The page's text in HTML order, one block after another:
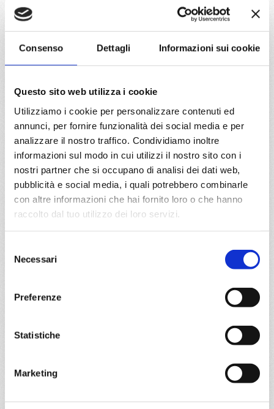
Consenso Dettagli Informazioni sui cookie
Questo sito web utilizza i cookie
Utilizziamo i cookie per personalizzare contenuti ed
annunci, per fornire funzionalità dei social media e per
analizzare il nostro traffico. Condividiamo inoltre
informazioni sul modo in cui utilizzi il nostro sito con i
nostri partner che si occupano di analisi dei dati web,
pubblicità e social media, i quali potrebbero combinarle
con altre informazioni che hai fornito loro o che hanno
raccolto dal tuo utilizzo dei loro servizi.
delNecessari
Preferenze
Statistiche
Marketing
20/07/2027
27/07/2027
a partire da
€ 783
DETTAGLI
daCannesconMSC Fantasia
Cannes